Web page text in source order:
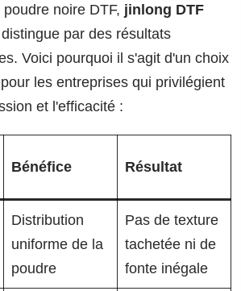
noire DTF, jinlong DTF
par des résultats
Voici pourquoi il s'agit d'un choix
les entreprises qui privilégient
et l'efficacité :
Bénéfice Résultat
Distribution
uniforme de la
poudre
Pas de texture
tachetée ni de
fonte inégale